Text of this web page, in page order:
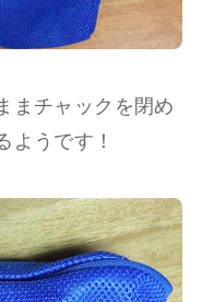
まチャックを閉め
ようです！